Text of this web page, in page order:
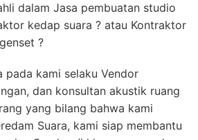
dalam Jasa pembuatan studio
kedap suara ? atau Kontraktor
?
pada kami selaku Vendor
dan konsultan akustik ruang
yang bilang bahwa kami
Suara, kami siap membantu